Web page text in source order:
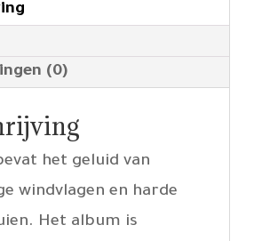
(0)
het geluid van
windvlagen en harde
Het album is